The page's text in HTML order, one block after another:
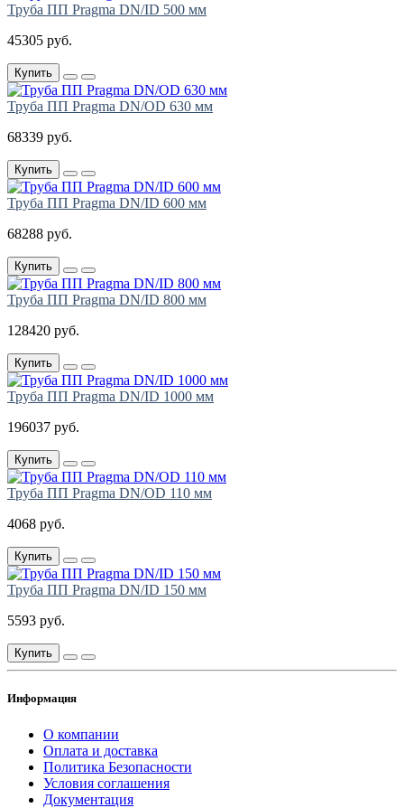
Труба ПП Pragma DN/ID 500 мм
45305 руб.
Купить
Труба ПП Pragma DN/OD 630 мм
68339 руб.
Купить
Труба ПП Pragma DN/ID 600 мм
68288 руб.
Купить
Труба ПП Pragma DN/ID 800 мм
128420 руб.
Купить
Труба ПП Pragma DN/ID 1000 мм
196037 руб.
Купить
Труба ПП Pragma DN/OD 110 мм
4068 руб.
Купить
Труба ПП Pragma DN/ID 150 мм
5593 руб.
Купить
Информация
О компании
Оплата и доставка
Политика Безопасности
Условия соглашения
Документация